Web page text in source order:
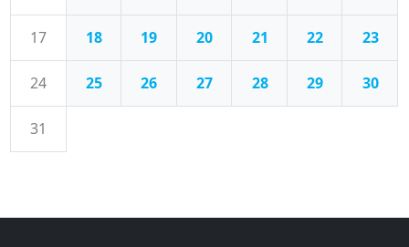
17 18 19 20 21 22 23
24 25 26 27 28 29 30
31